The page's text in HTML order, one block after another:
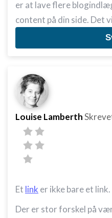
er at lave flere
content på din side. Det
Louise Lamberth
Et link er ikke bare et link.
Der er stor forskel på
Bruge profiler til at vælge
Måle
kombinationer af
kilder
Udvikle og forbedre
Bruge begrænsede
indhold
IAB Special Features:
anmodede oplysninger